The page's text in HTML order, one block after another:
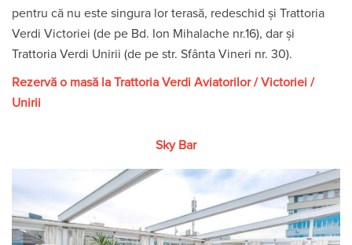
pentru că nu este singura lor terasă, redeschid și Trattoria
Verdi Victoriei (de pe Bd. Ion Mihalache nr.16), dar și
Trattoria Verdi Unirii (de pe str. Sfânta Vineri nr. 30).
Rezervă o masă la Trattoria Verdi Aviatorilor/Victoriei /
Unirii
Sky Bar